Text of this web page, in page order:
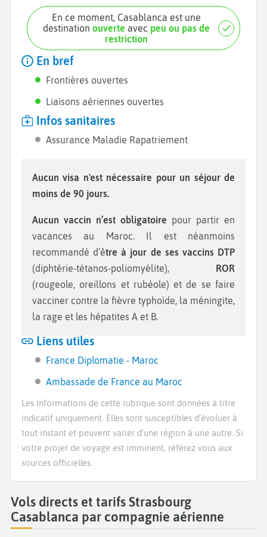
En ce moment, Casablanca est une
destinationouverte avec peu ou pas de
restriction
En bref
Frontières ouvertes
Liaisons aériennes ouvertes
Infos sanitaires
Assurance Maladie Rapatriement
Aucun visa n'est nécessaire pour un séjour de
moins de 90 jours.
Aucun vaccin n’est obligatoire pour partir en
vacances au Maroc. Il est néanmoins
recommandé d’être à jour de ses vaccins DTP
(diphtérie-tétanos-poliomyélite), ROR
(rougeole, oreillons et rubéole) et de se faire
vacciner contre la fièvre typhoïde, la méningite,
la rage et les hépatites A et B.
Liens utiles
France Diplomatie - Maroc
Ambassade de France au Maroc
Les informations de cette rubrique sont données à titre
indicatif uniquement. Elles sont susceptibles d’évoluer à
tout instant et peuvent varier d’une région à une autre. Si
votre projet de voyage est imminent, référez vous aux
sources officielles.
Vols directs et tarifs Strasbourg
Casablanca par compagnie aérienne